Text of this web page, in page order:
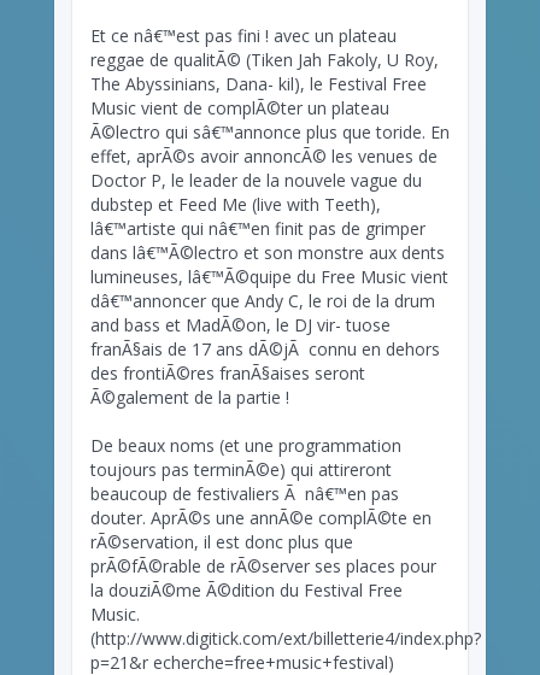
Et ce nâ€™est pas fini ! avec un plateau
reggae de qualitÃ© (Tiken Jah Fakoly, U Roy,
The Abyssinians, Dana- kil), le Festival Free
Music vient de complÃ©ter un plateau
Ã©lectro qui sâ€™annonce plus que toride. En
effet, aprÃ©s avoir annoncÃ© les venues de
Doctor P, le leader de la nouvele vague du
dubstep et Feed Me (live with Teeth),
lâ€™artiste qui nâ€™en finit pas de grimper
dans lâ€™Ã©lectro et son monstre aux dents
lumineuses, lâ€™Ã©quipe du Free Music vient
dâ€™annoncer que Andy C, le roi de la drum
and bass et MadÃ©on, le DJ vir- tuose
franÃ§ais de 17 ans dÃ©jÃ connu en dehors
des frontiÃ©res franÃ§aises seront
Ã©galement de la partie !
De beaux noms (et une programmation
toujours pas terminÃ©e) qui attireront
beaucoup de festivaliers Ã nâ€™en pas
douter. AprÃ©s une annÃ©e complÃ©te en
rÃ©servation, il est donc plus que
prÃ©fÃ©rable de rÃ©server ses places pour
la douziÃ©me Ã©dition du Festival Free
Music.
(http://www.digitick.com/ext/billetterie4/index.php?
p=21&r echerche=free+music+festival)